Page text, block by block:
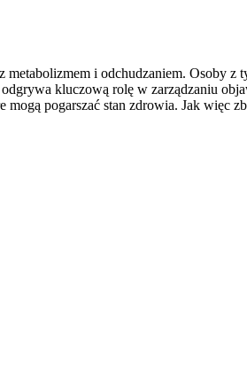
i odchudzaniem. Osoby z
kluczową rolę w zarządzaniu
pogarszać stan zdrowia. Jak więc